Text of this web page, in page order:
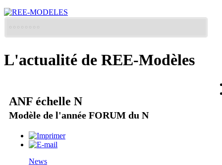
L'actualité de REE-Modèles
ANF échelle N
Modèle de l'année FORUM du N
News